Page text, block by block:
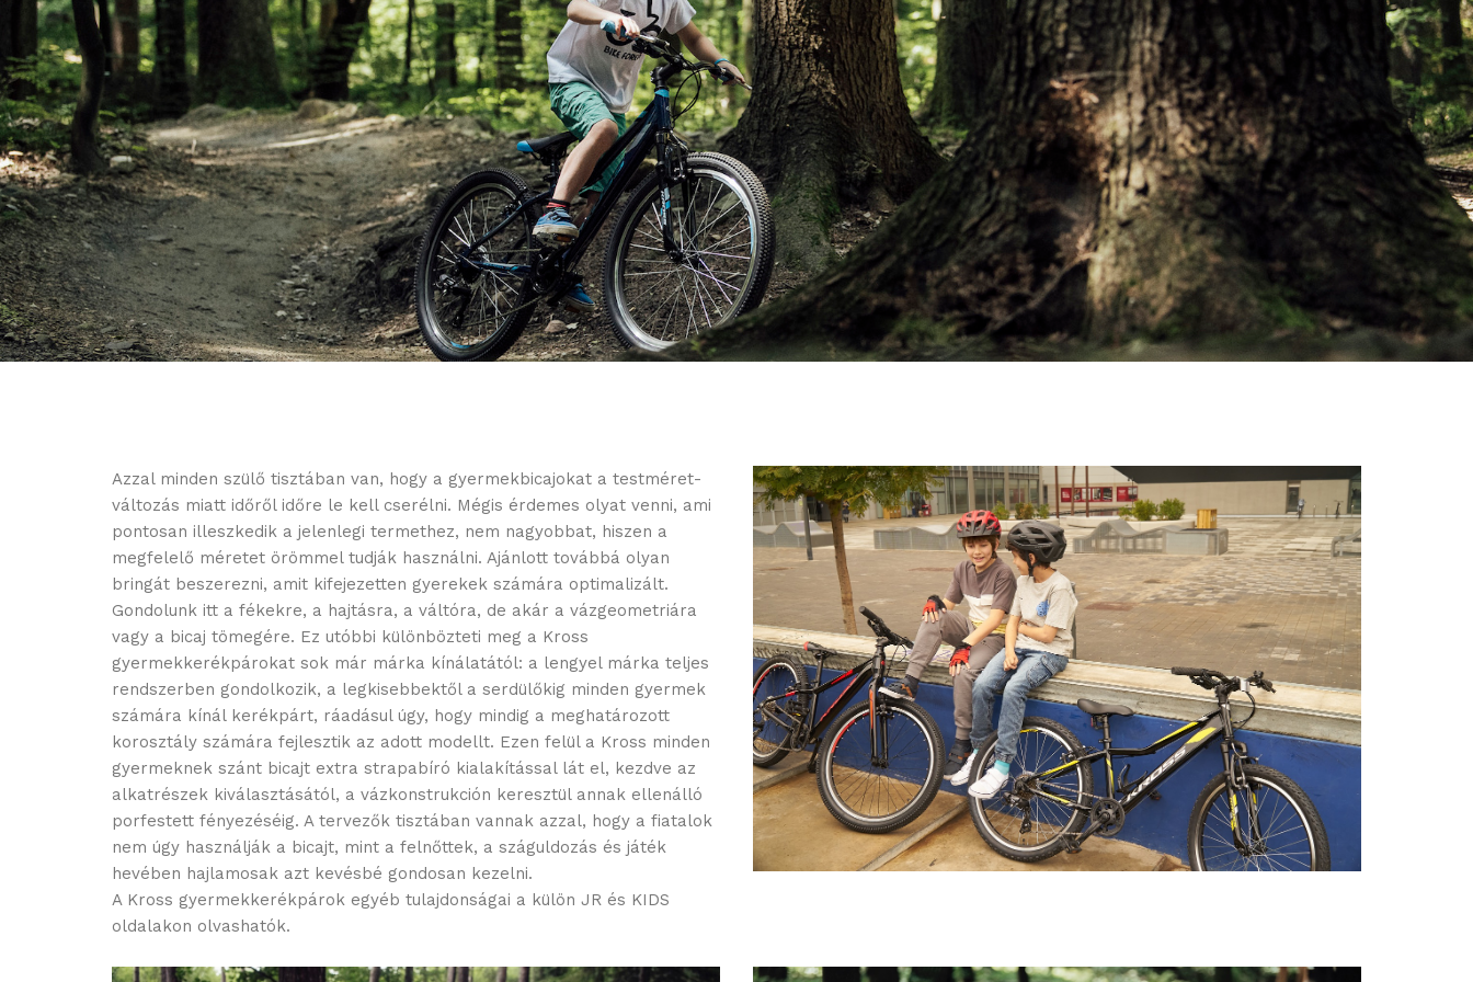
Azzal minden szülő tisztában van, hogy a gyermekbicajokat a testméret-
változás miatt időről időre le kell cserélni. Mégis érdemes olyat venni, ami
pontosan illeszkedik a jelenlegi termethez, nem nagyobbat, hiszen a
megfelelő méretet örömmel tudják használni. Ajánlott továbbá olyan
bringát beszerezni, amit kifejezetten gyerekek számára optimalizált.
Gondolunk itt a fékekre, a hajtásra, a váltóra, de akár a vázgeometriára
vagy a bicaj tömegére. Ez utóbbi különbözteti meg a Kross
gyermekkerékpárokat sok már márka kínálatától: a lengyel márka teljes
rendszerben gondolkozik, a legkisebbektől a serdülőkig minden gyermek
számára kínál kerékpárt, ráadásul úgy, hogy mindig a meghatározott
korosztály számára fejlesztik az adott modellt. Ezen felül a Kross minden
gyermeknek szánt bicajt extra strapabíró kialakítással lát el, kezdve az
alkatrészek kiválasztásától, a vázkonstrukción keresztül annak ellenálló
porfestett fényezéséig. A tervezők tisztában vannak azzal, hogy a fiatalok
nem úgy használják a bicajt, mint a felnőttek, a száguldozás és játék
hevében hajlamosak azt kevésbé gondosan kezelni.
A Kross gyermekkerékpárok egyéb tulajdonságai a külön JR és KIDS
oldalakon olvashatók.